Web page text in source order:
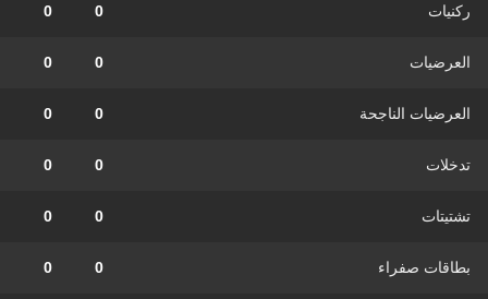
ركنيات 0
0
العرضيات 0
0
العرضيات الناجحة 0
0
تدخلات 0
0
تشتيتات 0
0
بطاقات صفراء 0
0